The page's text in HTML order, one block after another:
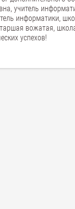
учитель
информатики,
вожатая,
успехов!